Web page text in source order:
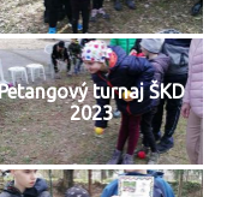
turnaj ŠKD
2023